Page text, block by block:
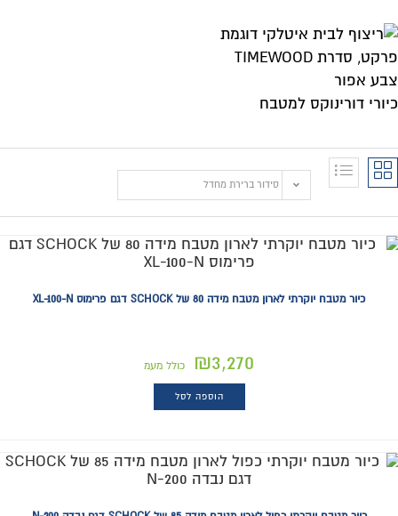
כיורי דורינוקס למטבח
סידור ברירת מחדל
כיור מטבח יוקרתי לארון מטבח מידה 80 של SCHOCK דגם פרימוס XL-100-N
₪3,270 כולל מעמ
הוספה לסל